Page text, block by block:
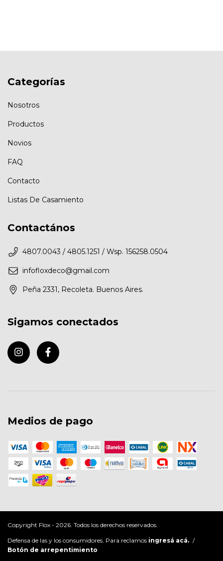
Categorías
Nosotros
Productos
Novios
FAQ
Contacto
Listas De Casamiento
Contactános
4807.0043 / 4805.1251 / Wsp. 156258.0504
infofloxdeco@gmail.com
Peña 2331, Recoleta. Buenos Aires.
Sigamos conectados
Medios de pago
Copyright Flox - 2026. Todos los derechos reservados.
Defensa de las y los consumidores. Para reclamos ingresá acá. /
Botón de arrepentimiento